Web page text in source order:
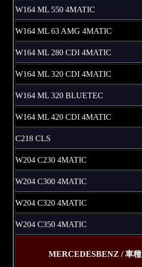
W164 ML 550 4MATIC
W164 ML 63 AMG 4MATIC
W164 ML 280 CDI 4MATIC
W164 ML 320 CDI 4MATIC
W164 ML 320 BLUETEC
W164 ML 420 CDI 4MATIC
C218 CLS
W204 C230 4MATIC
W204 C300 4MATIC
W204 C320 4MATIC
W204 C350 4MATIC
MERCEDESBENZ / 車種